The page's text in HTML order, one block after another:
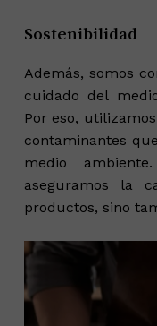
Sostenibilidad
Además, somos
cuidado del
Por eso,
contaminantes
medio
aseguramos la
productos, sino